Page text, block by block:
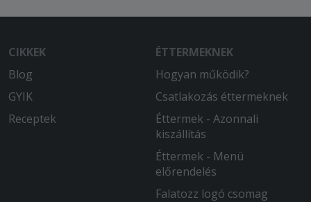
CIKKEK
Blog
GYIK
Receptek
ÉTTERMEKNEK
Hogyan működik?
Csatlakozás éttermeknek
Éttermek - Azonnali
kiszállítás
Éttermek - Menü
előrendelés
Falatozz logó csomag